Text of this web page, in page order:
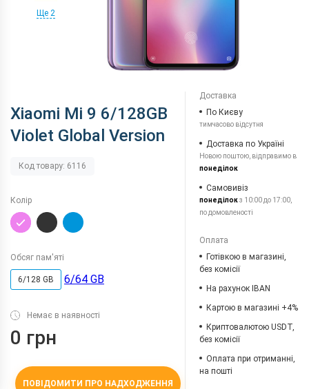
Ще 2
Xiaomi Mi 9 6/128GB
Violet Global Version
Код товару: 6116
Колір
Обсяг пам'яті
6/128 GB 6/64 GB
Немає в наявності
0 грн
ПОВІДОМИТИ ПРО НАДХОДЖЕННЯ
Доставка
По Києву
тимчасово відсутня
Доставка по Україні
Новою поштою, відправимо в
понеділок
Самовивіз
понеділокз 10:00 до 17:00,
по домовленості
Оплата
Готівкою в магазині,
без комісії
На рахунок IBAN
Картою в магазині +4%
Криптовалютою USDT,
без комісії
Оплата при отриманні,
на пошті